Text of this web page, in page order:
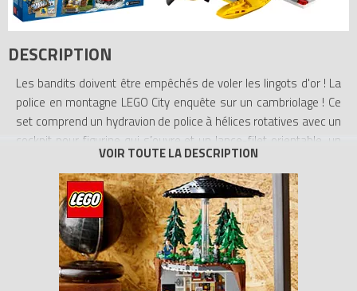
DESCRIPTION
Les bandits doivent être empêchés de voler les lingots d'or ! La
police en montagne LEGO City enquête sur un cambriolage ! Ce
set comprend un hydravion de police à hélices rotatives avec un
cockpit pour figurine qui s’ouvre et un lance-filet orientable, un
camion blindé avec un emplacement pour une palette, un petit
véhicule amphibie avec une chaîne et un crochet ainsi qu'un
arbre qui tombe et sa ruche. Comprend 4 figurines.
- Inclut 4 figurines : un pilote de police, un agent de sécurité et 2
- Comprend un hydravion de police à hélice rotative équipé d’un
cockpit pour figurine qui s'ouvre et d’un lance-filet orientable, un